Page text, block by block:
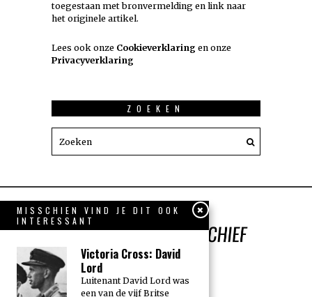
toegestaan met bronvermelding en link naar
het originele artikel.
Lees ook onze Cookieverklaring en onze
Privacyverklaring
ZOEKEN
MISSCHIEN VIND JE DIT OOK
INTERESSANT
Victoria Cross: David
Lord
Luitenant David Lord was
een van de vijf Britse